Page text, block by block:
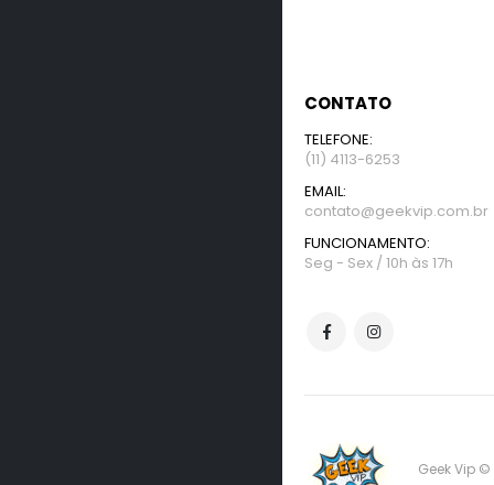
CONTATO
TELEFONE:
(11) 4113-6253
EMAIL:
contato@geekvip.com.br
FUNCIONAMENTO:
Seg - Sex / 10h às 17h
Geek Vip ©